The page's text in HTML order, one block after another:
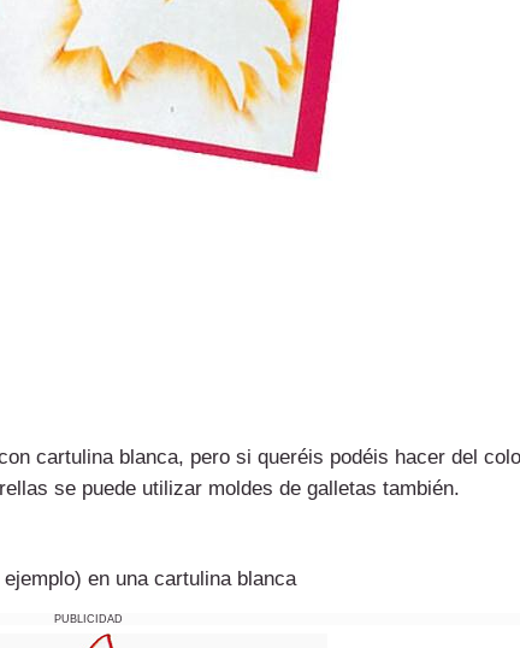
cartulina blanca, pero si queréis podéis hacer del
se puede utilizar moldes de galletas también.
en una cartulina blanca
PUBLICIDAD